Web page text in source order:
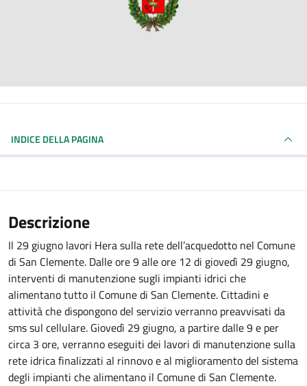
INDICE DELLA PAGINA
Descrizione
Il 29 giugno lavori Hera sulla rete dell’acquedotto nel Comune
di San Clemente. Dalle ore 9 alle ore 12 di giovedì 29 giugno,
interventi di manutenzione sugli impianti idrici che
alimentano tutto il Comune di San Clemente. Cittadini e
attività che dispongono del servizio verranno preavvisati da
sms sul cellulare. Giovedì 29 giugno, a partire dalle 9 e per
circa 3 ore, verranno eseguiti dei lavori di manutenzione sulla
rete idrica finalizzati al rinnovo e al miglioramento del sistema
degli impianti che alimentano il Comune di San Clemente.